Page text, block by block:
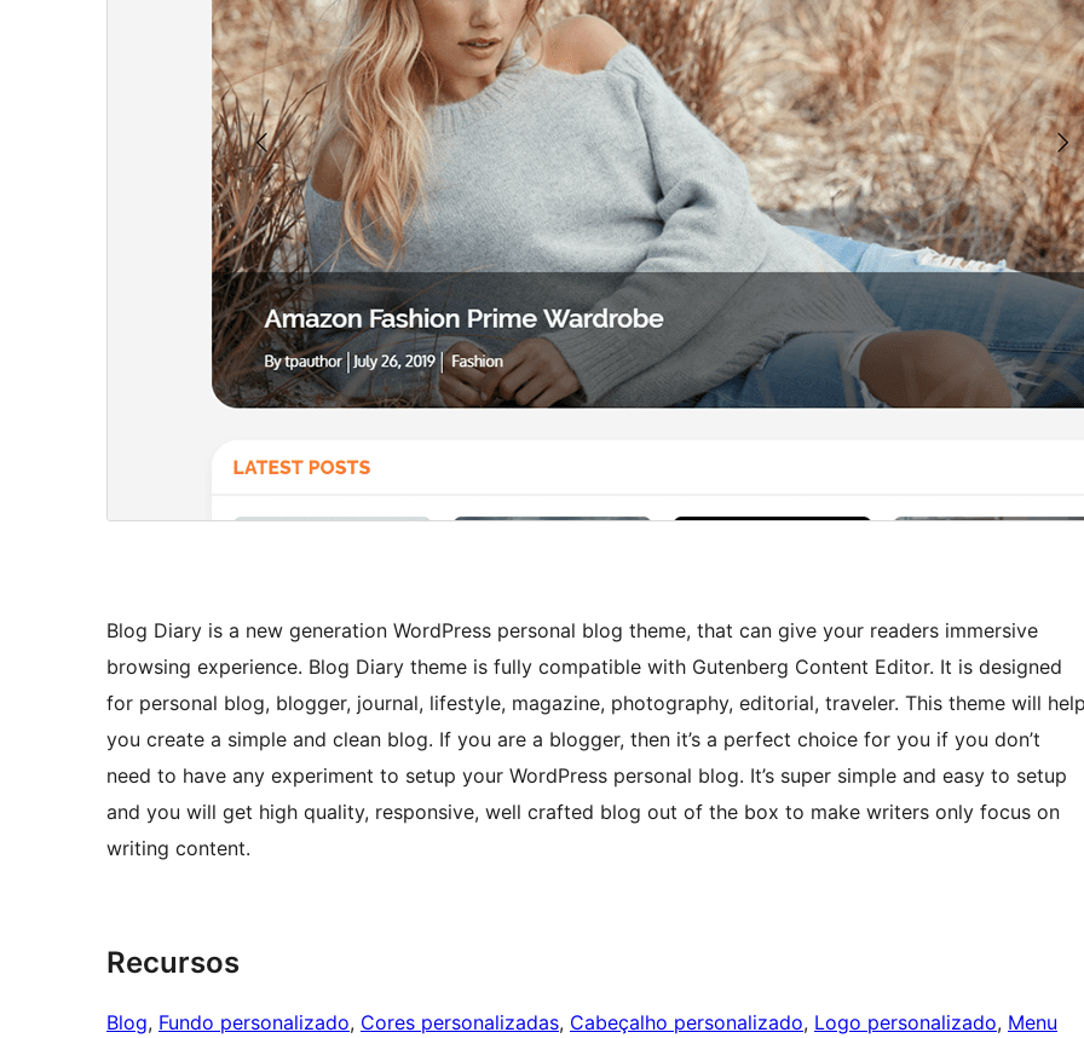
Blog Diary is a new generation WordPress personal blog theme, that can give your readers immersive
browsing experience. Blog Diary theme is fully compatible with Gutenberg Content Editor. It is designed
for personal blog, blogger, journal, lifestyle, magazine, photography, editorial, traveler. This theme will help
you create a simple and clean blog. If you are a blogger, then it’s a perfect choice for you if you don’t
need to have any experiment to setup your WordPress personal blog. It’s super simple and easy to setup
and you will get high quality, responsive, well crafted blog out of the box to make writers only focus on
writing content.
Recursos
Blog, Fundo personalizado, Cores personalizadas, Cabeçalho personalizado, Logo personalizado, Menu